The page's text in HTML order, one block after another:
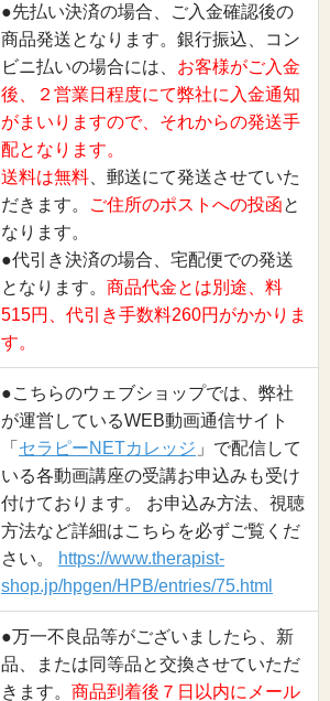
●先払い決済の場合、ご入金確認後の
商品発送となります。銀行振込、コン
ビニ払いの場合には、 お客様がご入金
後、２営業日程度にて弊社に入金通知
がまいりますので、それからの発送手
配となります。
送料は無料 、郵送にて発送させていた
だきます。
ご住所のポストへの投函と
なります。
●代引き決済の場合、宅配便での発送
となります。 商品代金とは別途、料
515円、代引き手数料260円がかかりま
す。
●こちらのウェブショップでは、弊社
が運営しているWEB動画通信サイト
「 セラピーNETカレッジ 」で配信して
いる各動画講座の受講お申込みも受け
付けております。 お申込み方法、視聴
方法など詳細はこちらを必ずご覧くだ
さい。
https://www.therapist-
shop.jp/hpgen/HPB/entries/75.html
●万一不良品等がございましたら、新
品、または同等品と交換させていただ
きます。 商品到着後７日以内にメール